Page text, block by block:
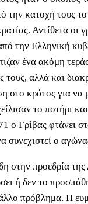
την κατοχή τους
Αντίθετα οι
την Ελληνική
ένα ακόμη
αλλά και
στο κράτος για να
το ποτήρι
Γρίβας φτάνει
συνεχιστεί ο
στην προεδρία
ή δεν το
πρόβλημα. Η